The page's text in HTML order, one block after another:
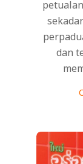
dan